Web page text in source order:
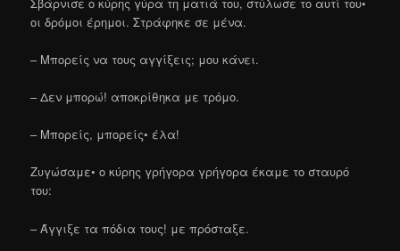
οι δρόμοι έρημοι. Στράφηκε σε μένα.
– Μπορείς να τους αγγίξεις; μου κάνει.
– Δεν μπορώ! αποκρίθηκα με τρόμο.
– Μπορείς, μπορείς• έλα!
Ζυγώσαμε• ο κύρης γρήγορα γρήγορα έκαμε το σταυρό
του:
– Άγγιξε τα πόδια τους! με πρόσταξε.